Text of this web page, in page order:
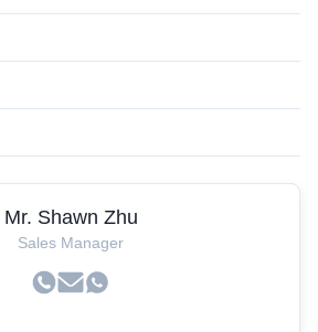
Mr. Shawn Zhu
Sales Manager